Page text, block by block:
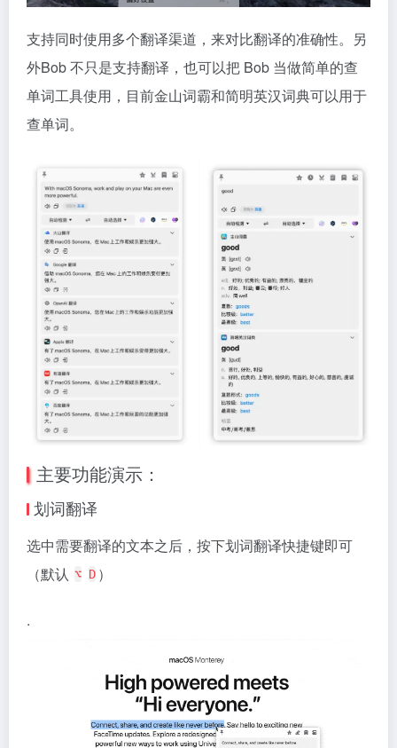
支持同时使用多个翻译渠道，来对比翻译的准确性。另
外Bob 不只是支持翻译，也可以把 Bob 当做简单的查
单词工具使用，目前金山词霸和简明英汉词典可以用于
查单词。
主要功能演示：
划词翻译
选中需要翻译的文本之后，按下划词翻译快捷键即可
（默认 ⌥ D ）
.